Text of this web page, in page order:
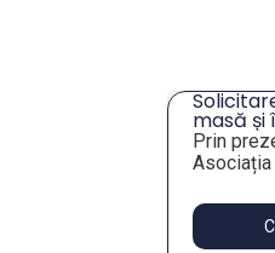
masă și
Tulcea
Prin
Asociația